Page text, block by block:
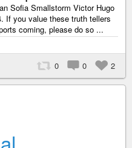
Sofia Smallstorm Victor Hugo
If you value these truth tellers
coming, please do so ...
0 0 2